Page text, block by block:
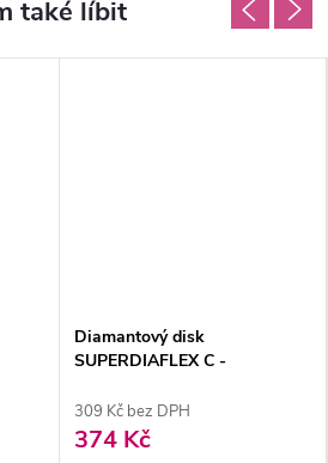
Diamantový disk
SUPERDIAFLEX C -
jemná
309 Kč bez DPH
374 Kč